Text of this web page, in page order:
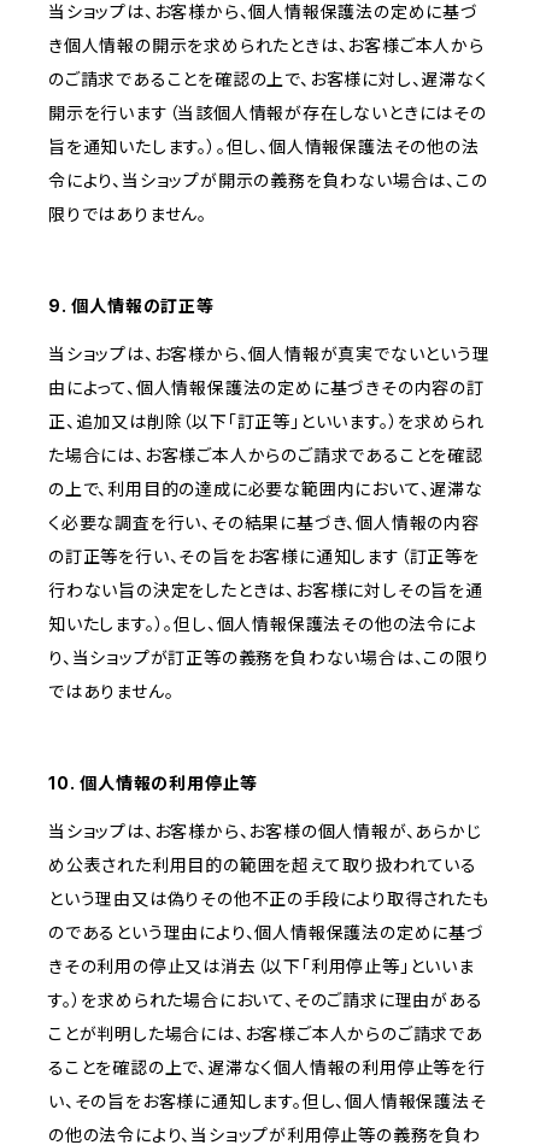
当ショップは、お客様から、個人情報保護法の定めに基づ
き個人情報の開示を求められたときは、お客様ご本人から
のご請求であることを確認の上で、お客様に対し、遅滞なく
開示を行います（当該個人情報が存在しないときにはその
旨を通知いたします。）。但し、個人情報保護法その他の法
令により、当ショップが開示の義務を負わない場合は、この
限りではありません。
9. 個人情報の訂正等
当ショップは、お客様から、個人情報が真実でないという理
由によって、個人情報保護法の定めに基づきその内容の訂
正、追加又は削除（以下「訂正等」といいます。）を求められ
た場合には、お客様ご本人からのご請求であることを確認
の上で、利用目的の達成に必要な範囲内において、遅滞な
く必要な調査を行い、その結果に基づき、個人情報の内容
の訂正等を行い、その旨をお客様に通知します（訂正等を
行わない旨の決定をしたときは、お客様に対しその旨を通
知いたします。）。但し、個人情報保護法その他の法令によ
り、当ショップが訂正等の義務を負わない場合は、この限り
ではありません。
10. 個人情報の利用停止等
当ショップは、お客様から、お客様の個人情報が、あらかじ
め公表された利用目的の範囲を超えて取り扱われている
という理由又は偽りその他不正の手段により取得されたも
のであるという理由により、個人情報保護法の定めに基づ
きその利用の停止又は消去（以下「利用停止等」といいま
す。）を求められた場合において、そのご請求に理由がある
ことが判明した場合には、お客様ご本人からのご請求であ
ることを確認の上で、遅滞なく個人情報の利用停止等を行
い、その旨をお客様に通知します。但し、個人情報保護法そ
の他の法令により、当ショップが利用停止等の義務を負わ